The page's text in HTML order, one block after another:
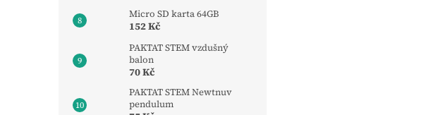
Micro SD karta 64GB
152 Kč
PAKTAT STEM vzdušný
balon
70 Kč
PAKTAT STEM Newtnuv
pendulum